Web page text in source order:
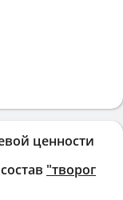
ценности
"творог